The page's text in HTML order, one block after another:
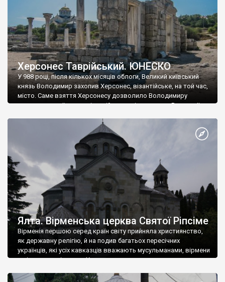
Херсонес Таврійський. ЮНЕСКО
У 988 році, після кількох місяців облоги, Великий київський
князь Володимир захопив Херсонес, візантійське, на той час,
місто. Саме взяття Херсонесу дозволило Володимиру
диктувати свої умови візантійському імператору Василю ІІ, та
Херсонесі Володимир-язичник, став Василем-християнином.
А потім було Хрещення Русі. На честь Херсонесу Таврійського
Ялта. Вірменська церква Святої Ріпсіме
Вірменія першою серед країн світу прийняла християнство,
як державну релігію, й на подив багатьох пересічних
українців, які усіх кавказців вважають мусульманами, вірмени
є відданими вірянами Христа